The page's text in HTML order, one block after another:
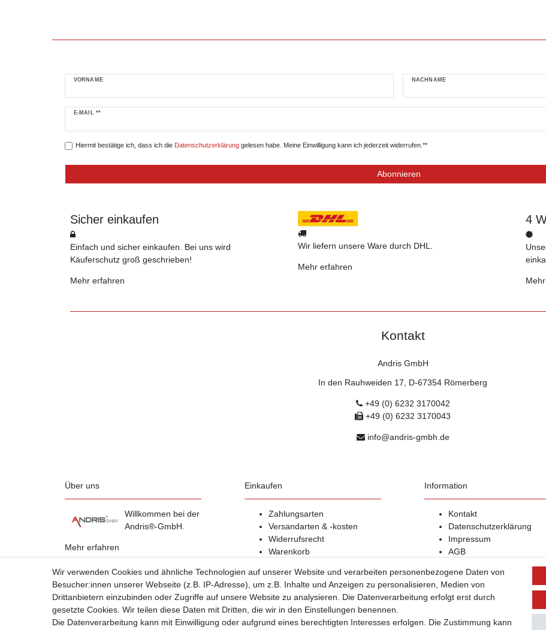
VORNAME NACHNAME
E-MAIL **
Newsletter
Hiermit bestätige ich, dass ich die Daten­schutz­erklärunggelesen habe. Meine Einwilligung kann ich jederzeit widerrufen.**
Abonnieren
Sicher einkaufen
Einfach und sicher einkaufen. Bei uns wird
Käuferschutz groß geschrieben!
Mehr erfahren
Wir liefern unsere Ware durch DHL.
Mehr erfahren
4
Kontakt
Andris GmbH
In den Rauhweiden 17, D-67354 Römerberg
+49 (0) 6232 3170042
+49 (0) 6232 3170043
info@andris-gmbh.de
Über uns
Willkommen bei der
Andris®-GmbH.
Mehr erfahren
Einkaufen
Zahlungsarten
Versandarten & -kosten
Widerrufsrecht
Warenkorb
Hilfe
B2B Registrierung
Vertrag widerrufen
Information
Kontakt
Datenschutzerklärung
Impressum
AGB
Wir verwenden Cookies und ähnliche Technologien auf unserer Website und verarbeiten personenbezogene Daten von
Besucher:innen unserer Webseite (z.B. IP-Adresse), um z.B. Inhalte und Anzeigen zu personalisieren, Medien von
Drittanbietern einzubinden oder Zugriffe auf unsere Website zu analysieren. Die Datenverarbeitung erfolgt erst durch
gesetzte Cookies. Wir teilen diese Daten mit Dritten, die wir in den Einstellungen benennen.
Die Datenverarbeitung kann mit Einwilligung oder aufgrund eines berechtigten Interesses erfolgen. Die Zustimmung kann